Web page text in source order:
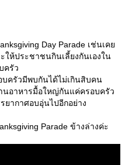
Day Parade เช่นเค
ห้ประชาชนกินเลี้ยงกันเองใน
ครัว
ครัวมีพบกันได้ไม่เกินสิบคน
อาหารมื้อใหญ่กันแค่ครอบครัว
ยากาศอบอุ่นไปอีกอย่าง
Parade ข้างล่างค่ะ